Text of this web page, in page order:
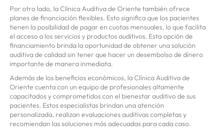
Por otro lado, la Clínica Auditiva de Oriente también ofrece
planes de financiación flexibles. Esto significa que los pacientes
tienen la posibilidad de pagar en cuotas mensuales, lo que facilita
el acceso a los servicios y productos auditivos. Esta opción de
financiamiento brinda la oportunidad de obtener una solución
auditiva de calidad sin tener que hacer un desembolso de dinero
importante de manera inmediata.
Además de los beneficios económicos, la Clínica Auditiva de
Oriente cuenta con un equipo de profesionales altamente
capacitados y comprometidos con el bienestar auditivo de sus
pacientes. Estos especialistas brindan una atención
personalizada, realizan evaluaciones auditivas completas y
recomiendan las soluciones más adecuadas para cada caso.